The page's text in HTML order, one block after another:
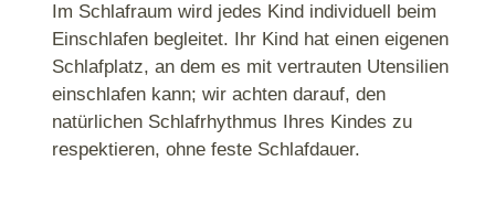
Im Schlafraum wird jedes Kind individuell beim
Einschlafen begleitet. Ihr Kind hat einen eigenen
Schlafplatz, an dem es mit vertrauten Utensilien
einschlafen kann; wir achten darauf, den
natürlichen Schlafrhythmus Ihres Kindes zu
respektieren, ohne feste Schlafdauer.